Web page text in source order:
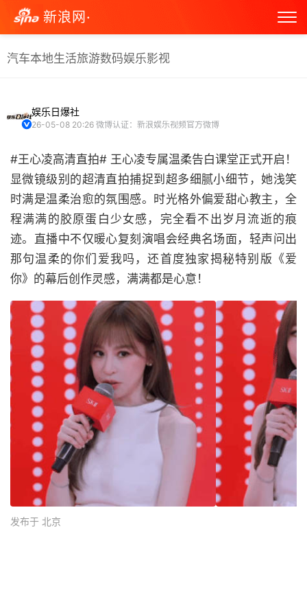
新浪网·
汽车本地生活旅游数码娱乐影视
娱乐日爆社
26-05-08 20:26 微博认证：新浪娱乐视频官方微博
#王心凌高清直拍# 王心凌专属温柔告白课堂正式开启！
显微镜级别的超清直拍捕捉到超多细腻小细节，她浅笑
时满是温柔治愈的氛围感。时光格外偏爱甜心教主，全
程满满的胶原蛋白少女感，完全看不出岁月流逝的痕
迹。直播中不仅暖心复刻演唱会经典名场面，轻声问出
那句温柔的你们爱我吗，还首度独家揭秘特别版《爱
你》的幕后创作灵感，满满都是心意！
发布于 北京